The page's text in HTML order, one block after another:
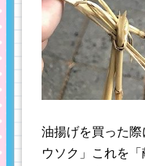
油揚げを買った
ウソク」これを